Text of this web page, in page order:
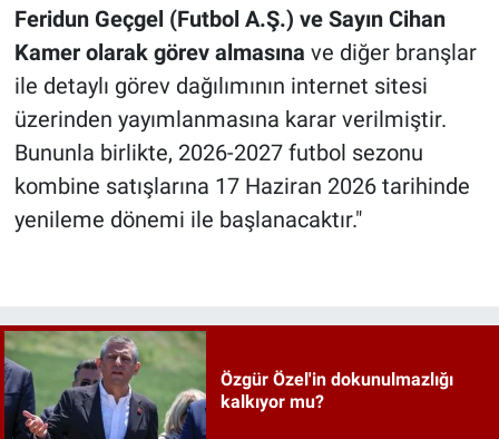
Feridun Geçgel (Futbol A.Ş.) ve Sayın Cihan
Kamer olarak görev almasına ve diğer branşlar
ile detaylı görev dağılımının internet sitesi
üzerinden yayımlanmasına karar verilmiştir.
Bununla birlikte, 2026-2027 futbol sezonu
kombine satışlarına 17 Haziran 2026 tarihinde
yenileme dönemi ile başlanacaktır."
Özgür Özel'in dokunulmazlığı
kalkıyor mu?